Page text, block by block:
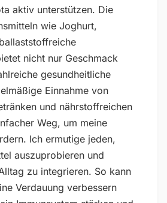
aktiv unterstützen. Die
wie Joghurt,
nicht nur Geschmack
gesundheitliche
Einnahme von
und nährstoffreichen
Weg, um meine
Ich ermutige jeden,
auszuprobieren und
zu integrieren. So kann
Verdauung verbessern